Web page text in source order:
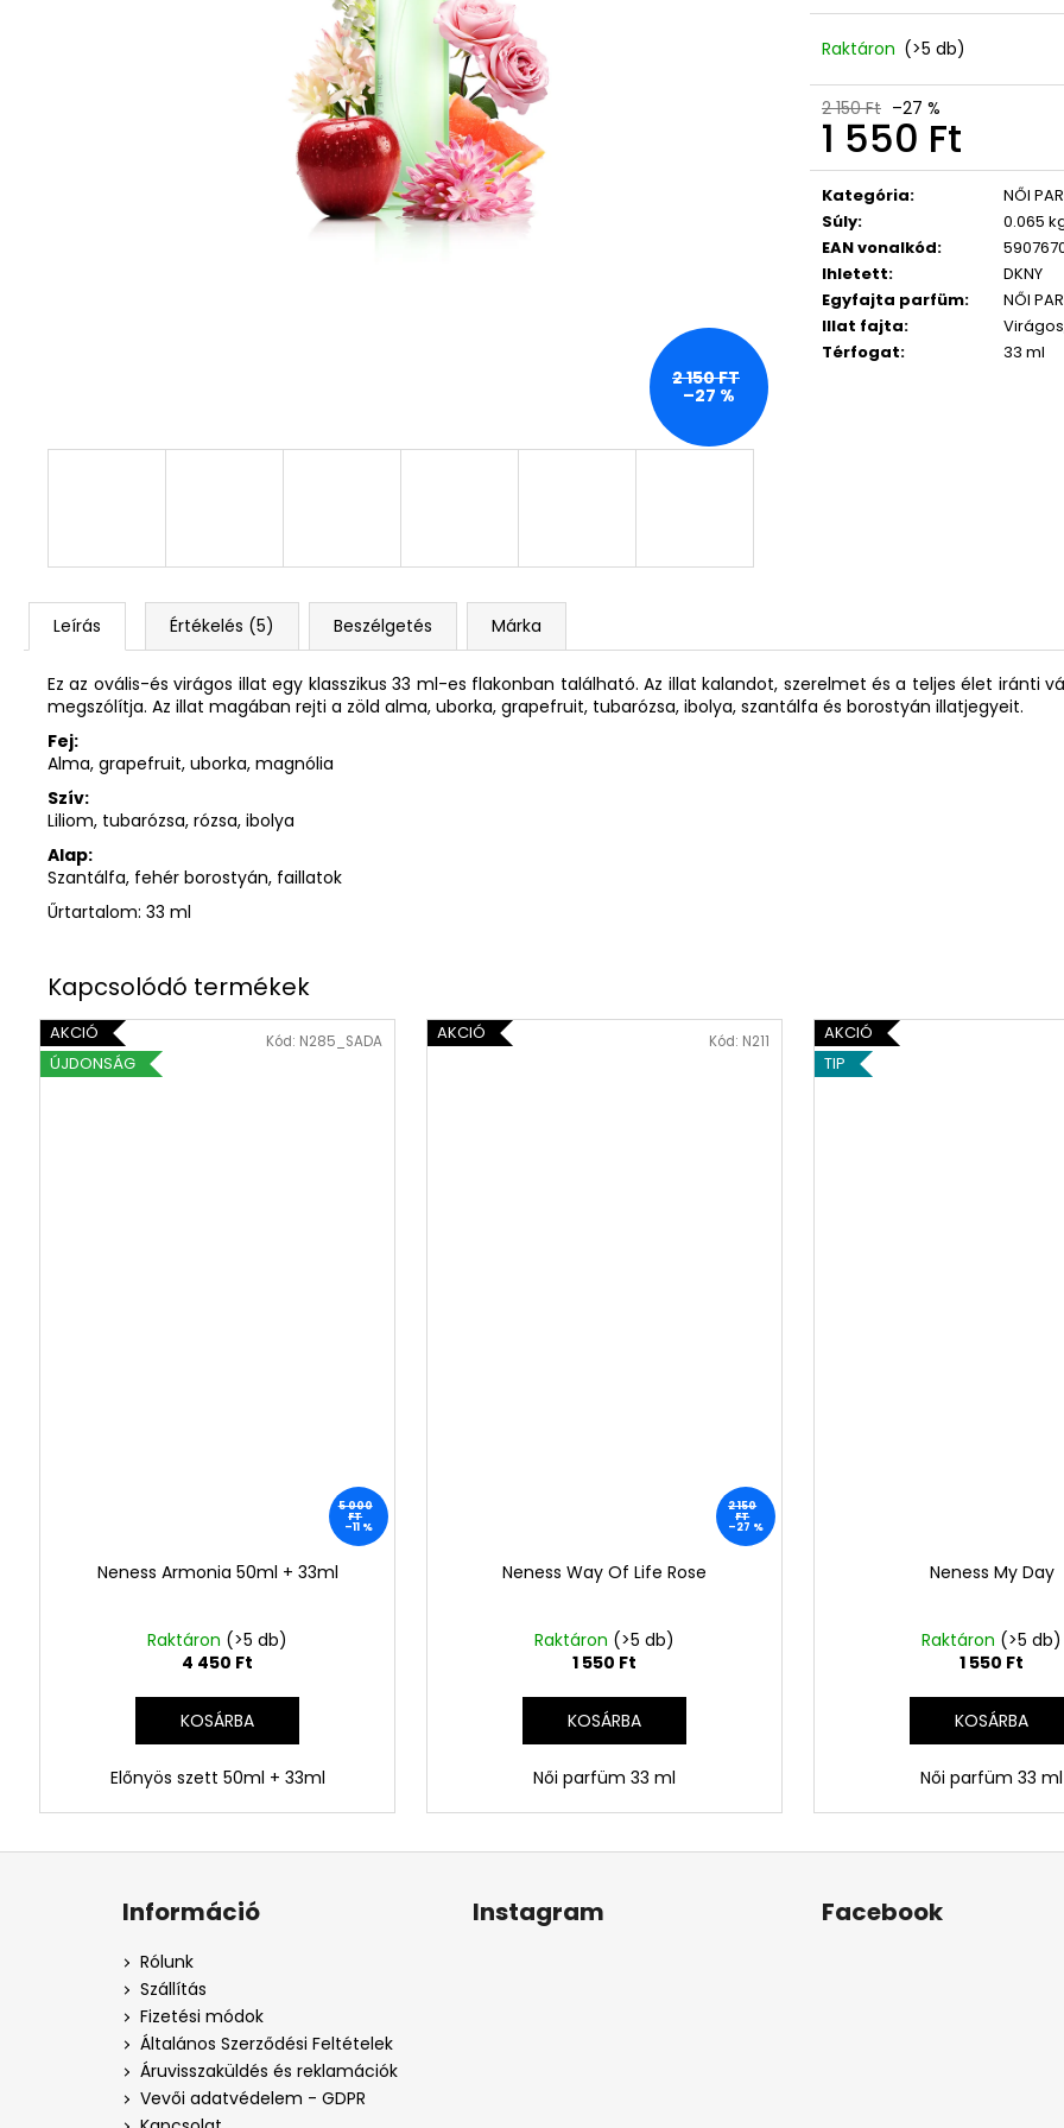
Raktáron (>5 db)
2 150 Ft –27 %
1 550 Ft
Egységár:
Kategória:
NŐI
Súly:
0.065
EAN vonalkód:
Ihletett:
DKNY
Egyfajta parfüm:
NŐI
Illat fajta:
Térfogat: 33 ml
2 150 FT
–27 %
Leírás Értékelés (5) Beszélgetés Márka
Ez az ovális-és virágos illat egy klasszikus 33 ml-es flakonban található. Az illat kalandot, szerelmet és a teljes élet iránti
megszólítja. Az illat magában rejti a zöld alma, uborka, grapefruit, tubarózsa, ibolya, szantálfa és borostyán illatjegyeit.
Fej:
Alma, grapefruit, uborka, magnólia
Szív:
Liliom, tubarózsa, rózsa, ibolya
Alap:
Szantálfa, fehér borostyán, faillatok
Űrtartalom: 33 ml
AKCIÓ
ÚJDONSÁG
5 000
FT
–11 %
Neness Armonia 50ml + 33ml
Raktáron (>5 db)
4 450 Ft
KOSÁRBA
Előnyös szett 50ml + 33ml
Kód: N285_SADA AKCIÓ
2 150
FT
–27 %
Neness Way Of Life Rose
Raktáron (>5 db)
1 550 Ft
KOSÁRBA
Női parfüm 33 ml
Kód: N211
AKCIÓ
TIP
Neness My Day
Raktáron (>5 db)
1 550 Ft
KOSÁRBA
Női parfüm 33 ml
ARKADA SERUM TC16 11 ML
10 600 Ft
Korábbi:
17 750 Ft
Információ
Rólunk
Szállítás
Fizetési módok
Általános Szerződési Feltételek
Áruvisszaküldés és reklamációk
Vevői adatvédelem - GDPR
Instagram Facebook